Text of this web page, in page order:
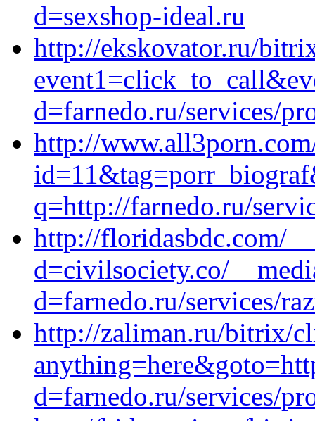
d=sexshop-ideal.ru
http://ekskovator.ru/
d=farnedo.ru/services/
http://
q=http://farnedo.ru/
http://floridasbdc.com/
d=civilsociety.co/
d=farnedo.ru/services/
http://zaliman.ru/bitrix/
d=farnedo.ru/services/